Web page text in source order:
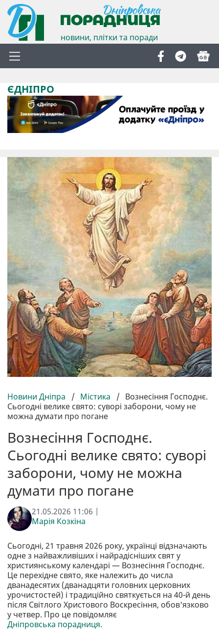
новини, плітки та поради
ЄДНІПРО
Новини Дніпра / Містика / Вознесіння Господнє.
Сьогодні велике свято: суворі заборони, чому не
можна думати про погане
Вознесіння Господнє.
Сьогодні велике свято: суворі
заборони, чому не можна
думати про погане
21.05.2026 11:06 |
Марія Козкіна
Сьогодні, 21 травня 2026 року, українці відзначають
одне з найважливіших і найрадісніших свят у
християнському календарі — Вознесіння Господнє.
Це перехідне свято, яке належить до числа
дванадесятих (дванадцяти головних церковних
урочистостей) і традиційно святкується на 40-й день
після Світлого Христового Воскресіння, обов'язково
у четвер. Про це повідомляє
Дніпровська порадниця.